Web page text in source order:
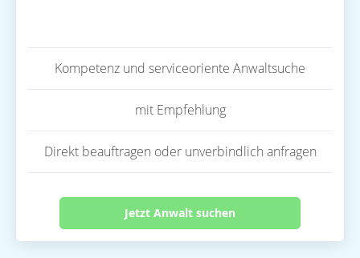
Kompetenz und serviceoriente Anwaltsuche
mit Empfehlung
Direkt beauftragen oder unverbindlich anfragen
Jetzt Anwalt suchen